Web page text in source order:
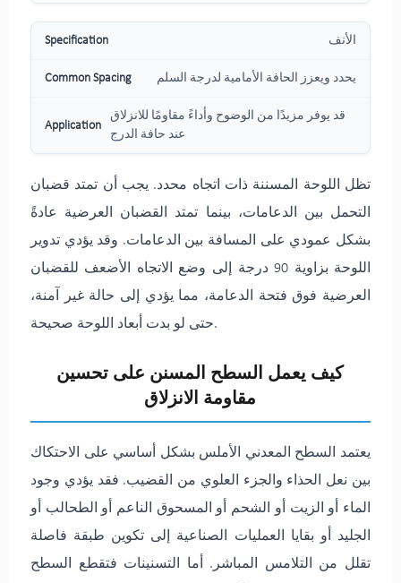
الأنف
يحدد ويعزز الحافة الأمامية لدرجة السلم
قد يوفر مزيدًا من الوضوح وأداءً مقاومًا للانزلاق
عند حافة الدرج
تظل اللوحة المسننة ذات اتجاه محدد. يجب أن تمتد قضبان
التحمل بين الدعامات، بينما تمتد القضبان العرضية عادةً
بشكل عمودي على المسافة بين الدعامات. وقد يؤدي تدوير
اللوحة بزاوية 90 درجة إلى وضع الاتجاه الأضعف للقضبان
العرضية فوق فتحة الدعامة، مما يؤدي إلى حالة غير آمنة،
حتى لو بدت أبعاد اللوحة صحيحة.
كيف يعمل السطح المسنن على تحسين
مقاومة الانزلاق
يعتمد السطح المعدني الأملس بشكل أساسي على الاحتكاك
بين نعل الحذاء والجزء العلوي من القضيب. فقد يؤدي وجود
الماء أو الزيت أو الشحم أو المسحوق الناعم أو الطحالب أو
الجليد أو بقايا العمليات الصناعية إلى تكوين طبقة فاصلة
تقلل من التلامس المباشر. أما التسنينات فتقطع السطح